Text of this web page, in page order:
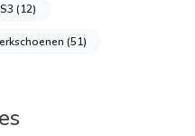
S3 (12)
(51)